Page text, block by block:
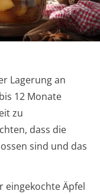
Lagerung an
12 Monate
zu
dass die
sind und das
eingekochte Äpfel